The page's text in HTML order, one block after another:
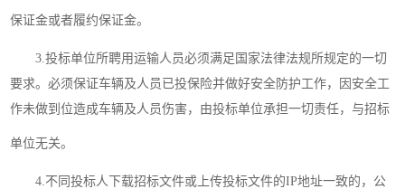
保证金或者履约保证金。
3.投标单位所聘用运输人员必须满足国家法律法规所规定的一切
要求。必须保证车辆及人员已投保险并做好安全防护工作，因安全工
作未做到位造成车辆及人员伤害，由投标单位承担一切责任，与招标
单位无关。
4.不同投标人下载招标文件或上传投标文件的IP地址一致的，公